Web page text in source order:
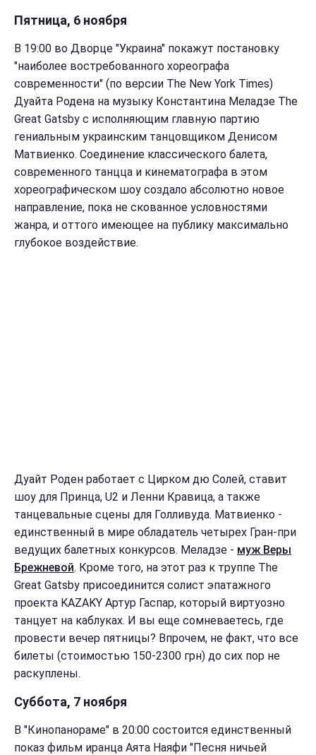
Пятница, 6 ноября
В 19:00 во Дворце "Украина" покажут постановку
"наиболее востребованного хореографа
современности" (по версии The New York Times)
Дуайта Родена на музыку Константина Меладзе The
Great Gatsby c исполняющим главную партию
гениальным украинским танцовщиком Денисом
Матвиенко. Соединение классического балета,
современного танцца и кинематографа в этом
хореографическом шоу создало абсолютно новое
направление, пока не скованное условностями
жанра, и оттого имеющее на публику максимально
глубокое воздействие.
Дуайт Роден работает с Цирком дю Солей, ставит
шоу для Принца, U2 и Ленни Кравица, а также
танцевальные сцены для Голливуда. Матвиенко -
единственный в мире обладатель четырех Гран-при
ведущих балетных конкурсов. Меладзе - муж Веры
Брежневой. Кроме того, на этот раз к труппе The
Great Gatsby присоединится солист эпатажного
проекта KAZAKY Артур Гаспар, который виртуозно
танцует на каблуках. И вы еще сомневаетесь, где
провести вечер пятницы? Впрочем, не факт, что все
билеты (стоимостью 150-2300 грн) до сих пор не
раскуплены.
Суббота, 7 ноября
В "Кинопанораме" в 20:00 состоится единственный
показ фильм иранца Аята Наяфи "Песня ничьей